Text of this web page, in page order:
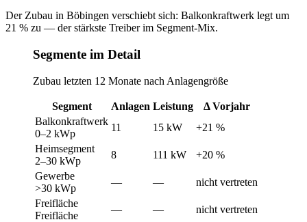
Der Zubau in Böbingen verschiebt sich: Balkonkraftwerk legt um
21 % zu — der stärkste Treiber im Segment-Mix.
Segmente im Detail
Zubau letzten 12 Monate nach Anlagengröße
Segment Anlagen Leistung
Δ Vorjahr
Balkonkraftwerk
0–2 kWp
11 15 kW
+21 %
Heimsegment
2–30 kWp
8 111 kW
+20 %
Gewerbe
>30 kWp
— —
nicht vertreten
Freifläche
Freifläche
— —
nicht vertreten